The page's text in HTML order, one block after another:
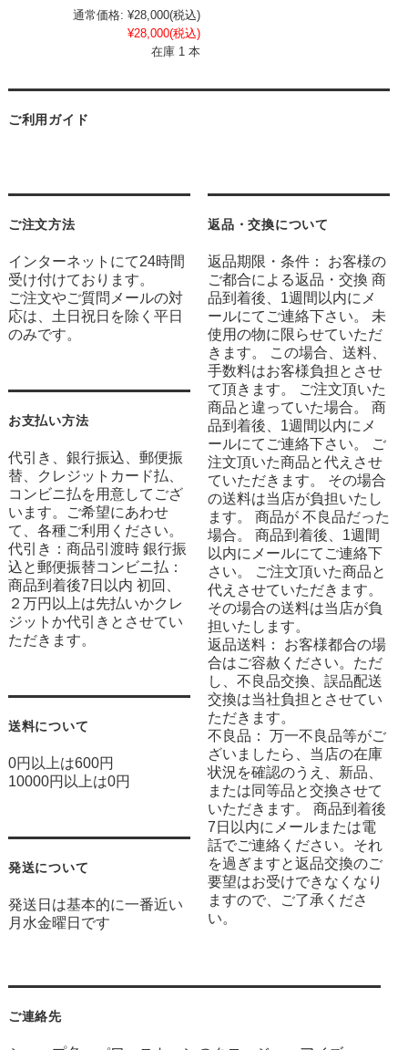
通常価格: ¥28,000(税込)
¥28,000(税込)
在庫 1 本
ご利用ガイド
ご注文方法
インターネットにて24時間
受け付けております。
ご注文やご質問メールの対
応は、土日祝日を除く平日
のみです。
お支払い方法
代引き、銀行振込、郵便振
替、クレジットカード払、
コンビニ払を用意してござ
います。ご希望にあわせ
て、各種ご利用ください。
代引き：商品引渡時 銀行振
込と郵便振替コンビニ払：
商品到着後7日以内 初回、
２万円以上は先払いかクレ
ジットか代引きとさせてい
ただきます。
送料について
0円以上は600円
10000円以上は0円
発送について
発送日は基本的に一番近い
月水金曜日です
返品・交換について
返品期限・条件： お客様の
ご都合による返品・交換 商
品到着後、1週間以内にメ
ールにてご連絡下さい。 未
使用の物に限らせていただ
きます。 この場合、送料、
手数料はお客様負担とさせ
て頂きます。 ご注文頂いた
商品と違っていた場合。 商
品到着後、1週間以内にメ
ールにてご連絡下さい。 ご
注文頂いた商品と代えさせ
ていただきます。 その場合
の送料は当店が負担いたし
ます。 商品が 不良品だった
場合。 商品到着後、1週間
以内にメールにてご連絡下
さい。 ご注文頂いた商品と
代えさせていただきます。
その場合の送料は当店が負
担いたします。
返品送料： お客様都合の場
合はご容赦ください。ただ
し、不良品交換、誤品配送
交換は当社負担とさせてい
ただきます。
不良品： 万一不良品等がご
ざいましたら、当店の在庫
状況を確認のうえ、新品、
または同等品と交換させて
いただきます。 商品到着後
7日以内にメールまたは電
話でご連絡ください。それ
を過ぎますと返品交換のご
要望はお受けできなくなり
ますので、ご了承くださ
い。
ご連絡先